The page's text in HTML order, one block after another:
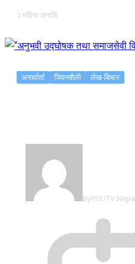
२ महिना अगाडि
अन्तर्वार्ता जिवनशैली लेख-बिचार
ByYOUTV Nepal